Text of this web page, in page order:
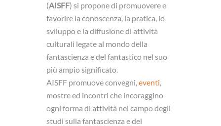
(AISFF) si propone di promuovere e
favorire la conoscenza, la pratica, lo
sviluppo e la diffusione di attività
culturali legate al mondo della
fantascienza e del fantastico nel suo
più ampio significato.
AISFF promuove convegni,eventi,
mostre ed incontri che incoraggino
ogni forma di attività nel campo degli
studi sulla fantascienza e del